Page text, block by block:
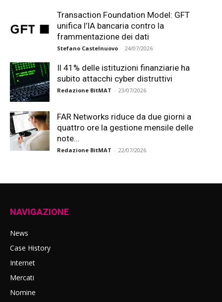
Transaction Foundation Model: GFT
unifica l’IA bancaria contro la
frammentazione dei dati
Stefano Castelnuovo - 24/07/2026
Il 41% delle istituzioni finanziarie ha
subito attacchi cyber distruttivi
Redazione BitMAT - 23/07/2026
FAR Networks riduce da due giorni a
quattro ore la gestione mensile delle
note...
Redazione BitMAT - 22/07/2026
NAVIGAZIONE
News
Case History
Internet
Mercati
Nomine